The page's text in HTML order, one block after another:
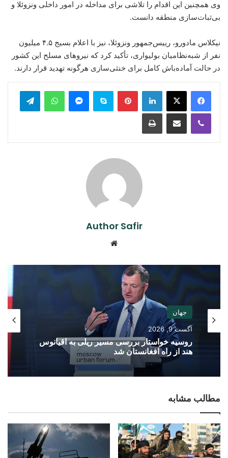
وی همچنین این اقدام را تلاشی برای مداخله در امور داخلی ونزوئلا و
بی‌ثبات‌سازی منطقه دانست.
نیکلاس مادورو، رییس‌جمهور ونزوئلا، نیز با اعلام بسیج ۴.۵ میلیون
نفر از شبه‌نظامیان بولیواری، تأکید کرد که نیروهای مسلح این کشور
در حالت آماده‌باش کامل برای خنثی‌سازی هرگونه تهدید قرار دارند.
LinkedIn
Pinterest
Skype
Messenger
WhatsApp
Viber
Share via Email
Print
Author Safir
جهان
آگست 9, 2026
روسیه خواستار بررسی مسیر ریلی به اقیانوس
هند از راه افغانستان شد
مطالب مشابه